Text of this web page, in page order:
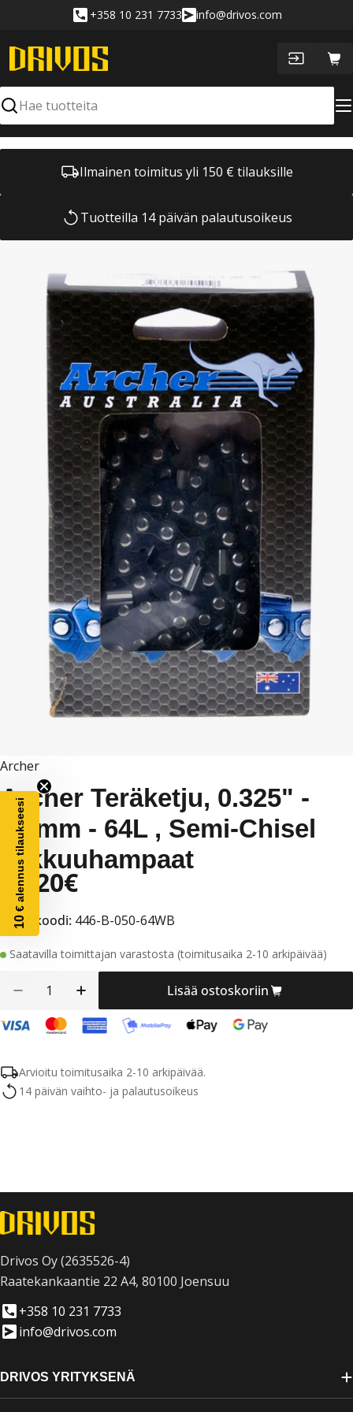
+358 10 231 7733 info@drivos.com
Hae
Ilmainen toimitus yli 150 € tilauksille
Tuotteilla 14 päivän palautusoikeus
media 0 ponnahdusikkunassa
Archer
Archer Teräketju, 0.325" -
1,3mm - 64L , Semi-Chisel
leikkuuhampaat
Normaalihinta
21,20€ Alennushinta
Normaalihinta
Tuotekoodi: 446-B-050-64WB
Saatavilla toimittajan varastosta (toimitusaika 2-10 arkipäivää)
Vähennä määrää tuotteelle Archer Teräketju,
Lisää määrää tuotteelle Archer
Lisää ostoskoriin
Arvioitu toimitusaika 2-10 arkipäivää.
14 päivän vaihto- ja palautusoikeus
Drivos Oy (2635526-4)
Raatekankaantie 22 A4, 80100 Joensuu
+358 10 231 7733
info@drivos.com
DRIVOS YRITYKSENÄ
10
€ alennus tilaukseesi